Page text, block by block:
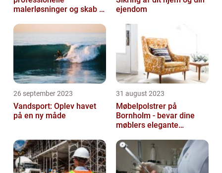
malerløsninger og skab et
ejendom
26 september 2023
Vandsport: Oplev havet
på en ny måde
31 august 2023
Møbelpolstrer på
Bornholm - bevar dine
møblers elegante